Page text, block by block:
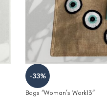
-33%
Bags “Woman’s Work13“